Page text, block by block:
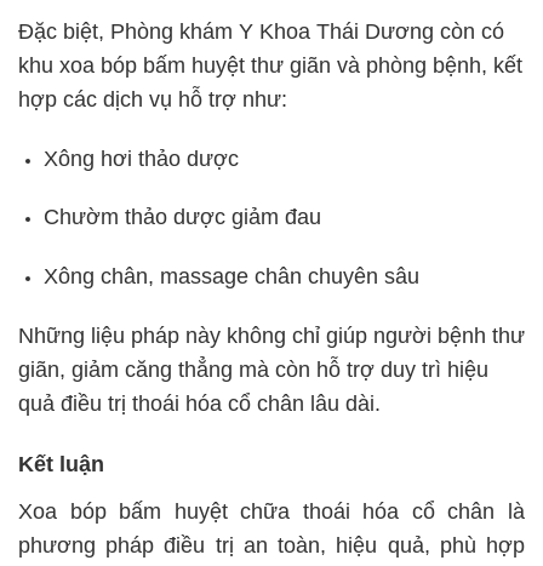
Đặc biệt, Phòng khám Y Khoa Thái Dương còn có
khu xoa bóp bấm huyệt thư giãn và phòng bệnh, kết
hợp các dịch vụ hỗ trợ như:
Xông hơi thảo dược
Chườm thảo dược giảm đau
Xông chân, massage chân chuyên sâu
Những liệu pháp này không chỉ giúp người bệnh thư
giãn, giảm căng thẳng mà còn hỗ trợ duy trì hiệu
quả điều trị thoái hóa cổ chân lâu dài.
Kết luận
Xoa bóp bấm huyệt chữa thoái hóa cổ chân là
phương pháp điều trị an toàn, hiệu quả, phù hợp